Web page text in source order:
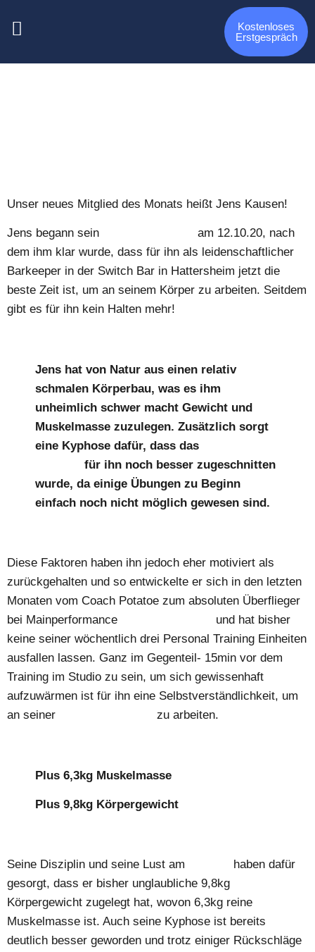
Kostenloses
Erstgespräch
Unser neues Mitglied des Monats heißt Jens Kausen!
Jens begann sein
am 12.10.20, nach
dem ihm klar wurde, dass für ihn als leidenschaftlicher
Barkeeper in der Switch Bar in Hattersheim jetzt die
beste Zeit ist, um an seinem Körper zu arbeiten. Seitdem
gibt es für ihn kein Halten mehr!
Jens hat von Natur aus einen relativ
schmalen Körperbau, was es ihm
unheimlich schwer macht Gewicht und
Muskelmasse zuzulegen. Zusätzlich sorgt
eine Kyphose dafür, dass das
für ihn noch besser zugeschnitten
wurde, da einige Übungen zu Beginn
einfach noch nicht möglich gewesen sind.
Diese Faktoren haben ihn jedoch eher motiviert als
zurückgehalten und so entwickelte er sich in den letzten
Monaten vom Coach Potatoe zum absoluten Überflieger
bei Mainperformance
und hat bisher
keine seiner wöchentlich drei Personal Training Einheiten
ausfallen lassen. Ganz im Gegenteil- 15min vor dem
Training im Studio zu sein, um sich gewissenhaft
aufzuwärmen ist für ihn eine Selbstverständlichkeit, um
an seiner
zu arbeiten.
Plus 6,3kg Muskelmasse
Plus 9,8kg Körpergewicht
Seine Disziplin und seine Lust am
haben dafür
gesorgt, dass er bisher unglaubliche 9,8kg
Körpergewicht zugelegt hat, wovon 6,3kg reine
Muskelmasse ist. Auch seine Kyphose ist bereits
deutlich besser geworden und trotz einiger Rückschläge